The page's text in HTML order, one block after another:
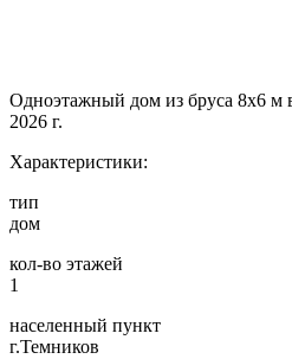
Одноэтажный дом из бруса 8х6 м
2026 г.
Характеристики:
тип
дом
кол-во этажей
1
населенный пункт
г.Темников